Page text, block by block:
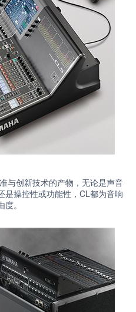
与创新技术的产物，无论是声音
是操控性或功能性，CL都为音响
。